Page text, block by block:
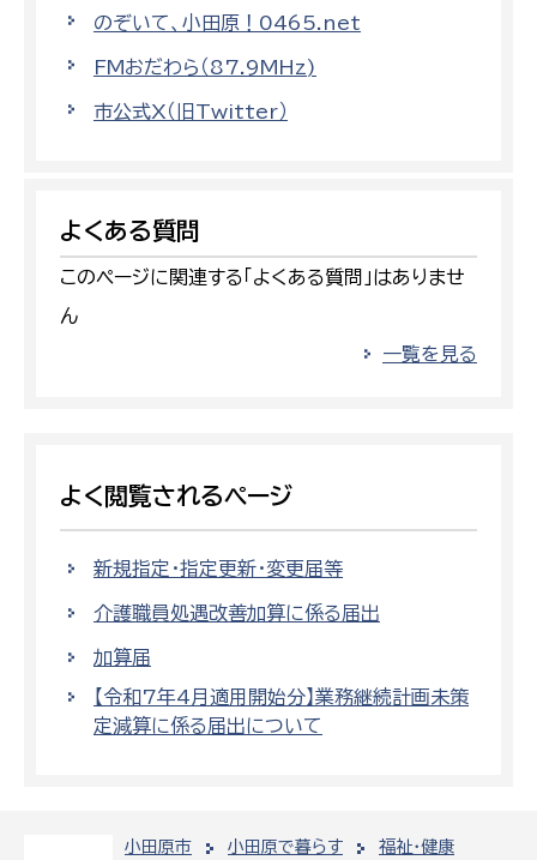
小田原市 小田原で暮らす
福祉・健康
のぞいて、小田原！0465.net
FMおだわら（87.9MHz)
市公式X（旧Twitter）
よくある質問
このページに関連する「よくある質問」はありませ
ん
一覧を見る
よく閲覧されるページ
新規指定・指定更新・変更届等
介護職員処遇改善加算に係る届出
加算届
【令和7年4月適用開始分】業務継続計画未策
定減算に係る届出について